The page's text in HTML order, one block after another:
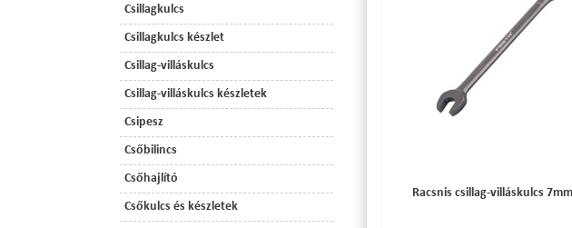
Csillagkulcs
Csillagkulcs készlet
Csillag-villáskulcs
Csillag-villáskulcs készletek
Csipesz
Csőbilincs
Csőhajlító
Csőkulcs és készletek
Racsnis csillag-villáskulcs